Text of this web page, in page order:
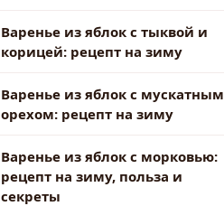
Варенье из яблок с тыквой и
корицей: рецепт на зиму
Варенье из яблок с мускатным
орехом: рецепт на зиму
Варенье из яблок с морковью:
рецепт на зиму, польза и
секреты